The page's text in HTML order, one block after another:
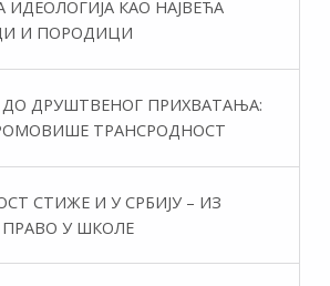
КАО НАЈВЕЋА
И ПОРОДИЦИ
ДРУШТВЕНОГ ПРИХВАТАЊА:
ТРАНСРОДНОСТ
СТИЖЕ И У СРБИЈУ – ИЗ
У ШКОЛЕ